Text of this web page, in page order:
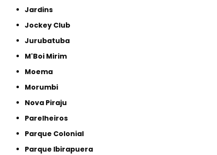
Jardins
Jockey Club
Jurubatuba
M'Boi Mirim
Moema
Morumbi
Nova Piraju
Parelheiros
Parque Colonial
Parque Ibirapuera